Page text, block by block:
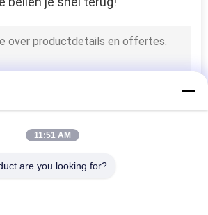
11:51 AM
are you looking for?